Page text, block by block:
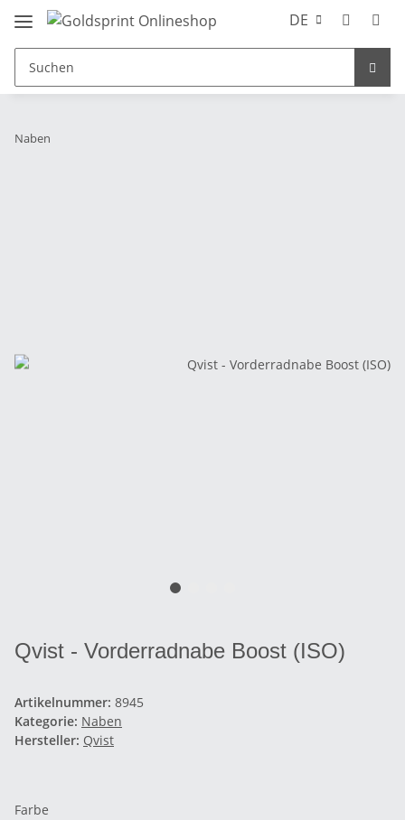
DE
Naben
Qvist - Vorderradnabe Boost (ISO)
Artikelnummer: 8945
Kategorie: Naben
Hersteller: Qvist
Farbe